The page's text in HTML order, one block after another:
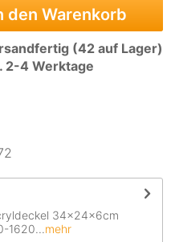
den Warenkorb
(42 auf Lager)
2-4 Werktage
34x24x6cm
1620...mehr